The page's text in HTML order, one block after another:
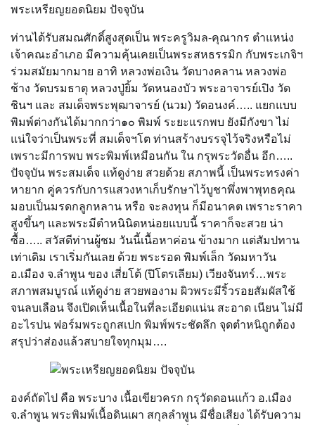
พระเหรียญยอดนิยม ปัจจุบัน
ท่านได้รับสมณศักดิ์สูงสุดเป็น พระครูวิมล-คุณากร ตำแหน่ง
เจ้าคณะอำเภอ มีความคุ้นเคยเป็นพระสหธรรมิก กับพระเกจิฯ
ร่วมสมัยมากมาย อาทิ หลวงพ่อเงิน วัดบางคลาน หลวงพ่อ
ช้าง วัดบรมธาตุ หลวงปู่ยิ้ม วัดหนองบัว พระอาจารย์เปิง วัด
ชินฯ และ สมเด็จพระพุฒาจารย์ (นวม) วัดอนงค์….. แยกแบบ
พิมพ์ต่างกันได้มากกว่า๑๐ พิมพ์ ระยะแรกพบ ยังมีกังขา ไม่
แน่ใจว่าเป็นพระที่ สมเด็จฯโต ท่านสร้างบรรจุไว้จริงหรือไม่
เพราะมีการพบ พระพิมพ์เหมือนกัน ใน กรุพระวัดอื่น อีก…..
ปัจจุบัน พระสมเด็จ แท้ดูง่าย สวยด้วย สภาพนี้ เป็นพระทรงค่า
หายาก คู่ควรกับการแสวงหาเก็บรักษาไว้บูชาพึ่งพาพุทธคุณ
มอบเป็นมรดกลูกหลาน หรือ จะลงทุน ก็มีอนาคต เพราะราคา
สูงขึ้นๆ และพระมีตำหนินิดหน่อยแบบนี้ ราคาก็จะสวย น่า
ซื้อ….. สวัสดีท่านผู้ชม วันนี้เนื้อหาค่อน ข้างมาก แต่สัมปทาน
เท่าเดิม เราเริ่มกันเลย ด้วย พระรอด พิมพ์เล็ก วัดมหาวัน
อ.เมือง จ.ลำพูน ของ เสี่ยโต้ (ปิโตรเลียม) เวียงจันทร์…พระ
สภาพสมบูรณ์ แท้ดูง่าย สวยพองาม ผิวพระมีริ้วรอยสัมผัสใช้
จนลบเลือน จึงเปิดเห็นเนื้อในที่ละเอียดแน่น สะอาด เนียน ไม่มี
อะไรปน ฟอร์มพระถูกสเปก พิมพ์พระชัดลึก จุดตำหนิถูกต้อง
สรุปว่าส่องแล้วสบายใจทุกมุม….
องค์ถัดไป คือ พระบาง เนื้อเขียวครก กรุวัดดอนแก้ว อ.เมือง
จ.ลำพูน พระพิมพ์เนื้อดินเผา สกุลลำพูน มีชื่อเสียง ได้รับความ